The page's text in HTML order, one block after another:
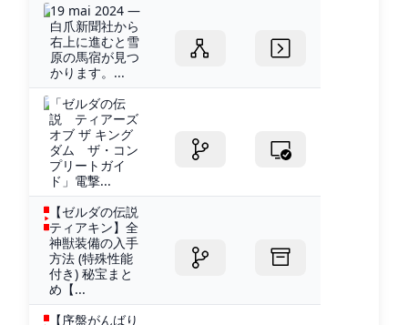
19 mai 2024 —
白爪新聞社から
右上に進むと雪
原の馬宿が見つ
かります。...
「ゼルダの伝
説 ティアーズ
オブ ザ キング
ダム ザ・コン
プリートガイ
ド」電撃...
【ゼルダの伝説
ティアキン】全
神獣装備の入手
方法 (特殊性能
付き) 秘宝まと
め【...
【序盤がんばり